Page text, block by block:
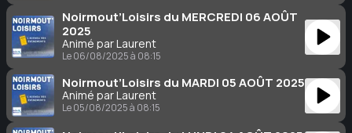
Noirmout’Loisirs du MERCREDI 06 AOÛT
2025
Animé par Laurent
Le 06/08/2025 à 08:15
Noirmout’Loisirs du MARDI 05 AOÛT 2025
Animé par Laurent
Le 05/08/2025 à 08:15